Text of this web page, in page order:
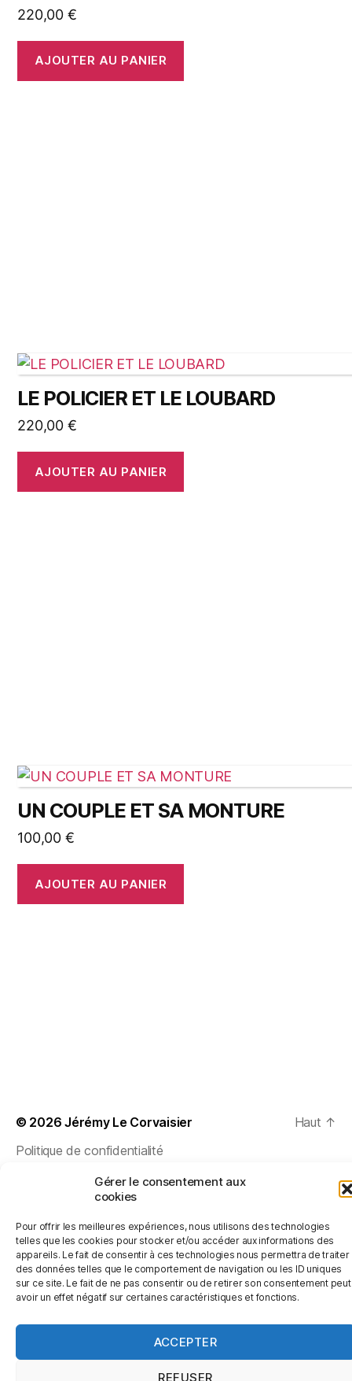
Gérer le consentement aux
cookies
Pour offrir les meilleures expériences, nous utilisons des technologies
telles que les cookies pour stocker et/ou accéder aux informations des
appareils. Le fait de consentir à ces technologies nous permettra de traiter
des données telles que le comportement de navigation ou les ID uniques
sur ce site. Le fait de ne pas consentir ou de retirer son consentement peut
avoir un effet négatif sur certaines caractéristiques et fonctions.
ACCEPTER
REFUSER
220,00 €
AJOUTER AU PANIER
LE POLICIER ET LE LOUBARD
220,00 €
AJOUTER AU PANIER
UN COUPLE ET SA MONTURE
100,00 €
AJOUTER AU PANIER
© 2026Jérémy Le Corvaisier
Politique de confidentialité
Haut ↑